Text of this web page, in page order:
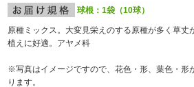
球根：1袋（10球）
原種ミックス。大変見栄えのする原種が多く草丈
植えに好適。アヤメ科
※写真はイメージですので、花色・形、葉色・形
ります。